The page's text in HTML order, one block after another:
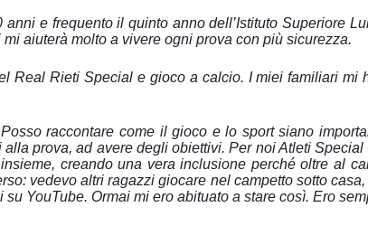
e frequento il quinto anno dell’Istituto Superiore
aiuterà molto a vivere ogni prova con più sicurezza.
Real Rieti Special e gioco a calcio. I miei familiari
raccontare come il gioco e lo sport siano
prova, ad avere degli obiettivi. Per noi Atleti
creando una vera inclusione perché oltre al
vedevo altri ragazzi giocare nel campetto sotto
YouTube. Ormai mi ero abituato a stare così. Ero